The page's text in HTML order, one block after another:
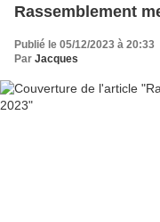
Rassemblement
Publié le 05/12/2023 à 20:33
Par Jacques